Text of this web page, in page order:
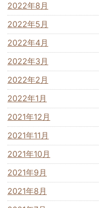
2022年8月
2022年5月
2022年4月
2022年3月
2022年2月
2022年1月
2021年12月
2021年11月
2021年10月
2021年9月
2021年8月